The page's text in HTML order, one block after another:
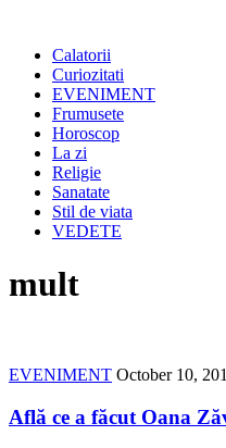
Calatorii
Curiozitati
EVENIMENT
Frumusete
Horoscop
La zi
Religie
Sanatate
Stil de viata
VEDETE
mult
EVENIMENT October 10,
Află ce a făcut Oana